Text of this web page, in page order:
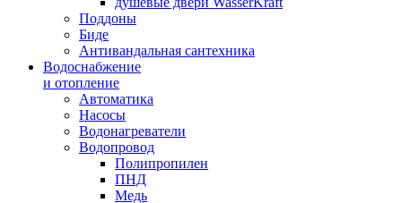
Поддоны
Биде
Антивандальная сантехника
Водоснабжение
и отопление
Автоматика
Насосы
Водонагреватели
Водопровод
Полипропилен
ПНД
Медь